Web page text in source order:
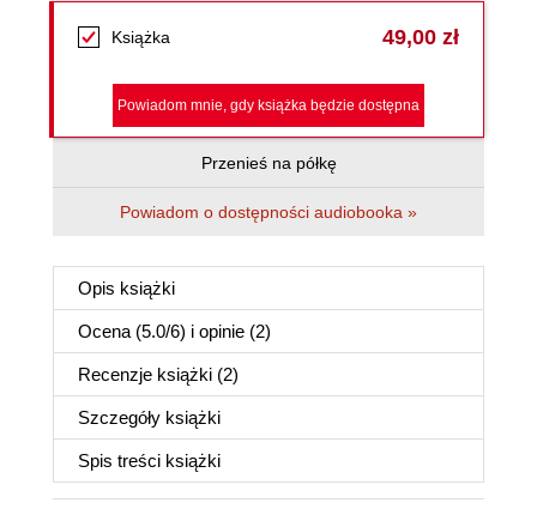
Książka 49,00 zł
Powiadom mnie, gdy książka będzie dostępna
Przenieś na półkę
Powiadom o dostępności audiobooka »
Opis książki
Ocena (5.0/6) i opinie (2)
Recenzje książki (2)
Szczegóły książki
Spis treści książki